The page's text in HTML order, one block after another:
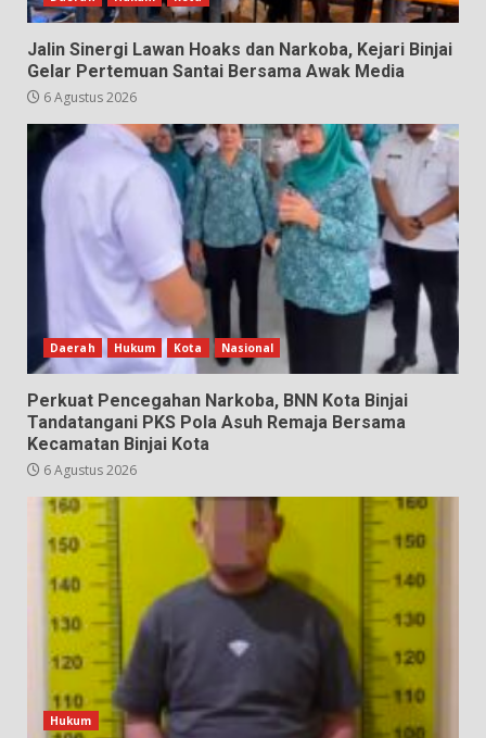
Jalin Sinergi Lawan Hoaks dan Narkoba, Kejari Binjai
Gelar Pertemuan Santai Bersama Awak Media
6 Agustus 2026
Daerah Hukum Kota Nasional
Perkuat Pencegahan Narkoba, BNN Kota Binjai
Tandatangani PKS Pola Asuh Remaja Bersama
Kecamatan Binjai Kota
6 Agustus 2026
Hukum